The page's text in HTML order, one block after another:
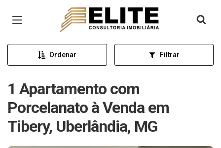
Página inicial
Ordenar Filtrar
1 Apartamento com
Porcelanato à Venda em
Tibery, Uberlândia, MG